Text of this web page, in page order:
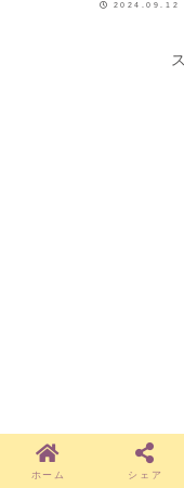
ローソンでたまに売って
2024.09.12
ホーム シェア